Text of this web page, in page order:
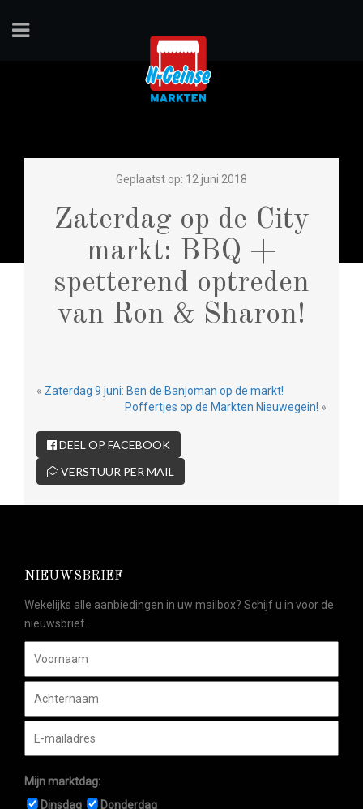
Geplaatst op: 12 juni 2018
Zaterdag op de City
markt: BBQ +
spetterend optreden
van Ron & Sharon!
« Zaterdag 9 juni: Ben de Banjoman op de markt!
Poffertjes op de Markten Nieuwegein! »
DEEL OP FACEBOOK
VERSTUUR PER MAIL
NIEUWSBRIEF
Wekelijks alle aanbiedingen in uw mailbox? Schijf u in voor de
nieuwsbrief.
Mijn marktdag:
Dinsdag
Donderdag